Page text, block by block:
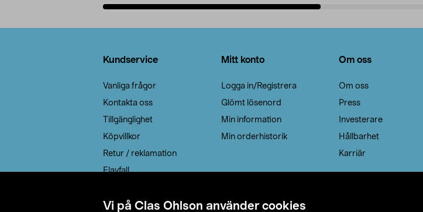
Vi på Clas Ohlson använder cookies
Kundservice
Vanliga frågor
Kontakta oss
Tillgänglighet
Köpvillkor
Retur / reklamation
Elavfall
Leveransalternativ
Mitt konto
Logga in/Registrera
Glömt lösenord
Min information
Min orderhistorik
Om oss
Om oss
Press
Investerare
Hållbarhet
Karriär